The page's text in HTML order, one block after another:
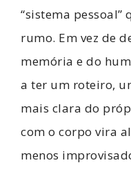
“sistema
rumo. Em vez de
memória e do
a ter um roteiro,
mais clara do
com o corpo vira
menos